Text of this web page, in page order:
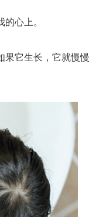
心上。
果它生长，它就慢慢